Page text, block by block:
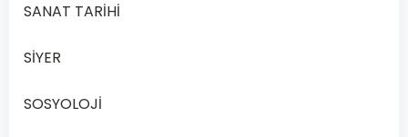
Dili
Edebiyatı
–
SANAT TARİHİ
SİYER
SOSYOLOJİ